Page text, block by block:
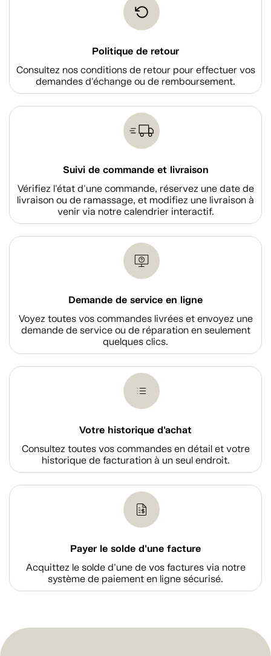
Politique de retour
Consultez nos conditions de retour pour effectuer vos
demandes d'échange ou de remboursement.
Suivi de commande et livraison
Vérifiez l'état d'une commande, réservez une date de
livraison ou de ramassage, et modifiez une livraison à
venir via notre calendrier interactif.
Demande de service en ligne
Voyez toutes vos commandes livrées et envoyez une
demande de service ou de réparation en seulement
quelques clics.
Votre historique d'achat
Consultez toutes vos commandes en détail et votre
historique de facturation à un seul endroit.
Payer le solde d'une facture
Acquittez le solde d’une de vos factures via notre
système de paiement en ligne sécurisé.